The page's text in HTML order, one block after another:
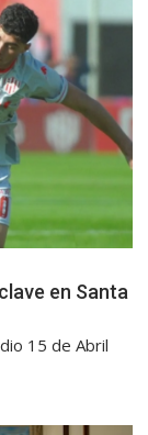
en Santa
15 de Abril